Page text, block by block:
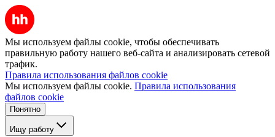
Мы используем файлы cookie, чтобы обеспечивать
правильную работу нашего веб-сайта и анализировать сетевой
трафик.
Правила использования файлов cookie
Мы используем файлы cookie. Правила использования
файлов cookie
Понятно
Ищу работу